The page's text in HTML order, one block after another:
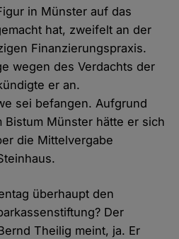
in Münster auf das
hat, zweifelt an der
Finanzierungspraxis.
wegen des Verdachts der
er an.
sei befangen. Aufgrund
Bistum Münster hätte er sich
die Mittelvergabe
überhaupt den
Der
Theilig meint, ja. Er